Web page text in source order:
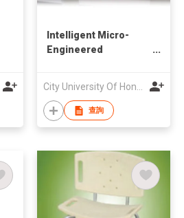
Intelligent Micro-
Engineered
City University Of Hong Kong
查詢